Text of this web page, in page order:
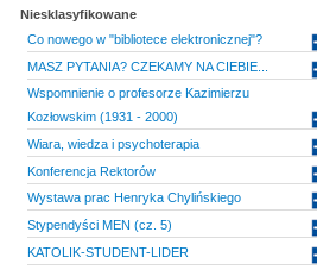
Niesklasyfikowane
Co nowego w "bibliotece elektronicznej"?
MASZ PYTANIA? CZEKAMY NA CIEBIE...
Wspomnienie o profesorze Kazimierzu
Kozłowskim (1931 - 2000)
Wiara, wiedza i psychoterapia
Konferencja Rektorów
Wystawa prac Henryka Chylińskiego
Stypendyści MEN (cz. 5)
KATOLIK-STUDENT-LIDER